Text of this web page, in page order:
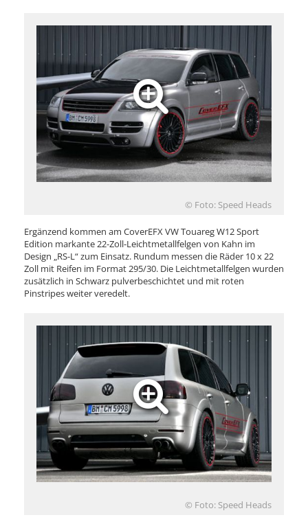
© Foto: Speed Heads
Ergänzend kommen am CoverEFX VW Touareg W12 Sport
Edition markante 22-Zoll-Leichtmetallfelgen von Kahn im
Design „RS-L“ zum Einsatz. Rundum messen die Räder 10 x 22
Zoll mit Reifen im Format 295/30. Die Leichtmetallfelgen wurden
zusätzlich in Schwarz pulverbeschichtet und mit roten
Pinstripes weiter veredelt.
© Foto: Speed Heads